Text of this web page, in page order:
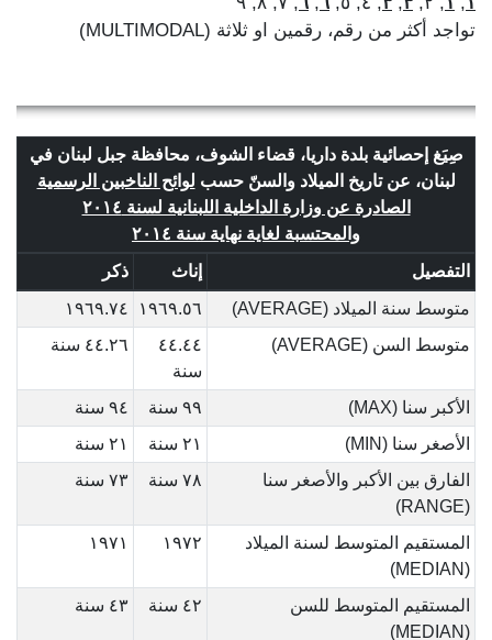
تواجد أكثر من رقم، رقمين او ثلاثة (MULTIMODAL)
صِيَغ إحصائية بلدة داريا، قضاء الشوف، محافظة جبل لبنان في
لبنان، عن تاريخ الميلاد والسنّ حسب لوائح الناخبين الرسمية
الصادرة عن وزارة الداخلية اللبنانية لسنة ٢٠١٤
والمحتسبة لغاية نهاية سنة ٢٠١٤
التفصيل
إناث
ذكر
متوسط سنة الميلاد (AVERAGE)
١٩٦٩.٥٦
١٩٦٩.٧٤
متوسط السن (AVERAGE)
٤٤.٤٤
سنة
٤٤.٢٦ سنة
الأكبر سنا (MAX) ٩٩ سنة
٩٤ سنة
الأصغر سنا (MIN)
٢١ سنة
٢١ سنة
الفارق بين الأكبر والأصغر سنا
(RANGE)
٧٨ سنة ٧٣ سنة
المستقيم المتوسط لسنة الميلاد
(MEDIAN)
١٩٧٢ ١٩٧١
المستقيم المتوسط للسن
(MEDIAN)
٤٢ سنة ٤٣ سنة